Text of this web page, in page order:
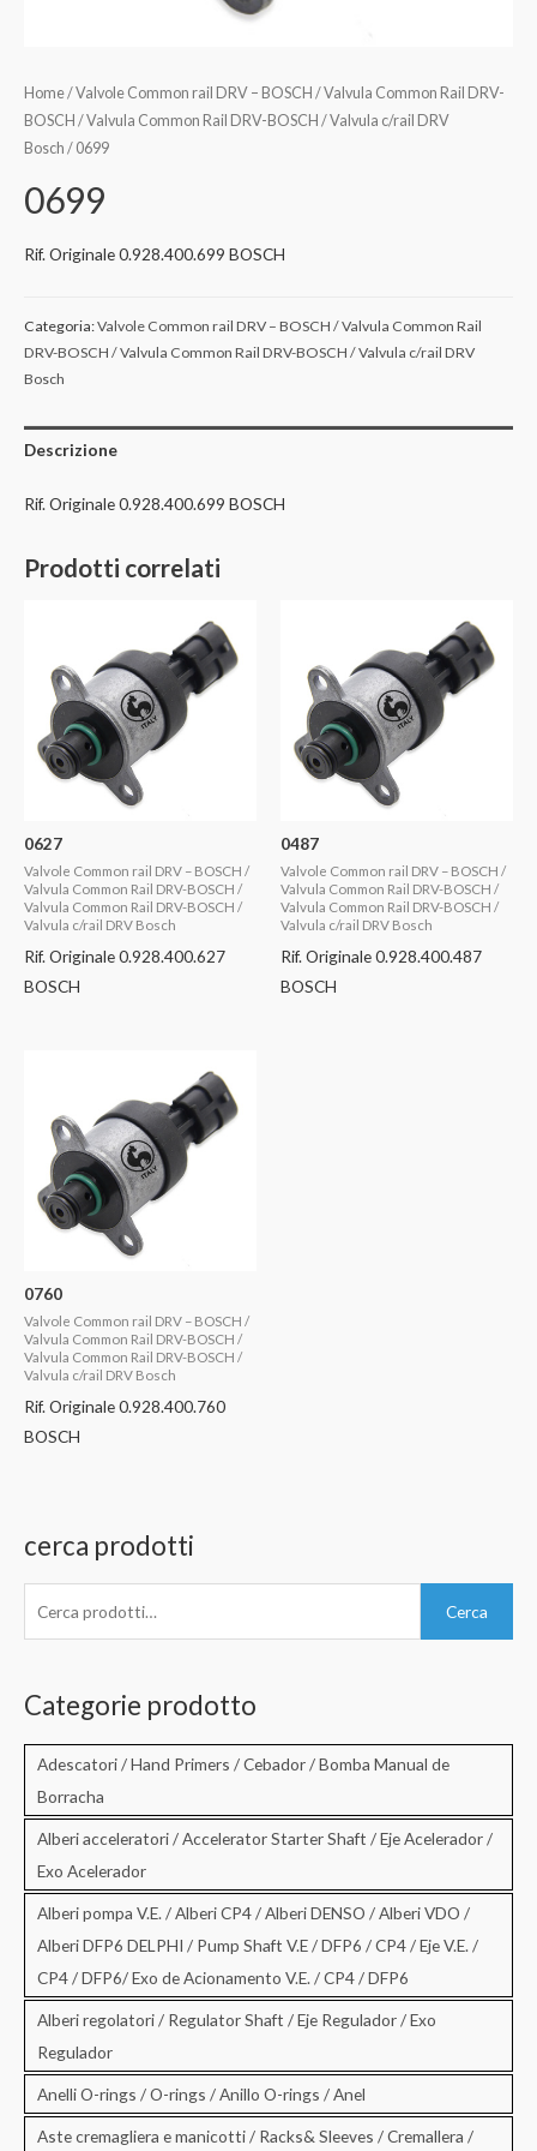
Home/Valvole Common rail DRV – BOSCH / Valvula Common Rail DRV-
BOSCH / Valvula Common Rail DRV-BOSCH / Valvula c/rail DRV
Bosch / 0699
0699
Rif. Originale 0.928.400.699 BOSCH
Categoria:Valvole Common rail DRV – BOSCH / Valvula Common Rail
DRV-BOSCH / Valvula Common Rail DRV-BOSCH / Valvula c/rail DRV
Bosch
Descrizione
Rif. Originale 0.928.400.699 BOSCH
Prodotti correlati
0627
Valvole Common rail DRV – BOSCH /
Valvula Common Rail DRV-BOSCH /
Valvula Common Rail DRV-BOSCH /
Valvula c/rail DRV Bosch
Rif. Originale 0.928.400.627
BOSCH
0487
Valvole Common rail DRV – BOSCH /
Valvula Common Rail DRV-BOSCH /
Valvula Common Rail DRV-BOSCH /
Valvula c/rail DRV Bosch
Rif. Originale 0.928.400.487
BOSCH
0760
Valvole Common rail DRV – BOSCH /
Valvula Common Rail DRV-BOSCH /
Valvula Common Rail DRV-BOSCH /
Valvula c/rail DRV Bosch
Rif. Originale 0.928.400.760
BOSCH
cerca prodotti
c
Cerca
Categorie prodotto
Adescatori / Hand Primers / Cebador / Bomba Manual de
Borracha
Alberi acceleratori / Accelerator Starter Shaft / Eje Acelerador /
Exo Acelerador
Alberi pompa V.E. / Alberi CP4 / Alberi DENSO / Alberi VDO /
Alberi DFP6 DELPHI / Pump Shaft V.E / DFP6 / CP4 / Eje V.E. /
CP4 / DFP6/ Exo de Acionamento V.E. / CP4 / DFP6
Alberi regolatori / Regulator Shaft / Eje Regulador / Exo
Regulador
Anelli O-rings / O-rings / Anillo O-rings / Anel
Aste cremagliera e manicotti / Racks& Sleeves / Cremallera /